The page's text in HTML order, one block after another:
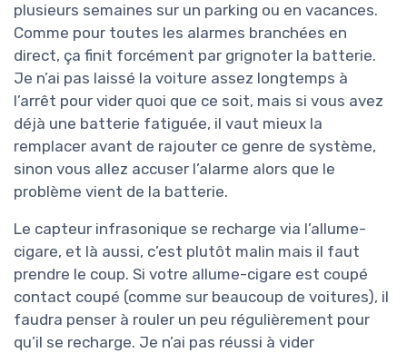
plusieurs semaines sur un parking ou en vacances.
Comme pour toutes les alarmes branchées en
direct, ça finit forcément par grignoter la batterie.
Je n’ai pas laissé la voiture assez longtemps à
l’arrêt pour vider quoi que ce soit, mais si vous avez
déjà une batterie fatiguée, il vaut mieux la
remplacer avant de rajouter ce genre de système,
sinon vous allez accuser l’alarme alors que le
problème vient de la batterie.
Le capteur infrasonique se recharge via l’allume-
cigare, et là aussi, c’est plutôt malin mais il faut
prendre le coup. Si votre allume-cigare est coupé
contact coupé (comme sur beaucoup de voitures), il
faudra penser à rouler un peu régulièrement pour
qu’il se recharge. Je n’ai pas réussi à vider